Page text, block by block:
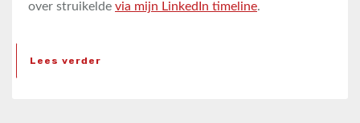
over struikelde via mijn LinkedIn timeline.
Lees verder